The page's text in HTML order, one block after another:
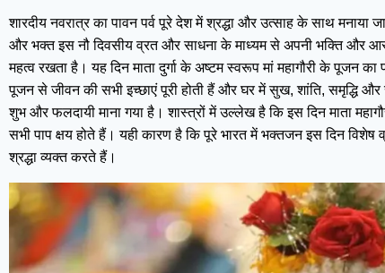
शारदीय नवरात्र का पावन पर्व पूरे देश में श्रद्धा और उत्साह के साथ मनाया
और भक्त इस नौ दिवसीय व्रत और साधना के माध्यम से अपनी भक्ति और
महत्व रखता है। यह दिन माता दुर्गा के अष्टम स्वरूप मां महागौरी के पूजन
पूजन से जीवन की सभी इच्छाएं पूरी होती हैं और घर में सुख, शांति, समृद्धि और
शुभ और फलदायी माना गया है। शास्त्रों में उल्लेख है कि इस दिन माता
सभी पाप क्षय होते हैं। यही कारण है कि पूरे भारत में भक्तजन इस दिन
श्रद्धा व्यक्त करते हैं।